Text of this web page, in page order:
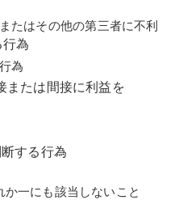
たはその他の第三者に不利
行為
為
または間接に利益を
断する行為
か一にも該当しないこと